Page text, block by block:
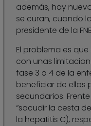
además, hay
se curan, cuando
presidente de la
El problema es que
con unas
fase 3 o 4 de la
beneficiar de ellos
secundarios.
“sacudir la cesta
la hepatitis C),